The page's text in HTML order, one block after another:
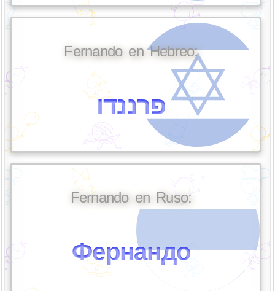
Fernando en Hebreo:
פרננדו
Fernando en Ruso:
Фернандо